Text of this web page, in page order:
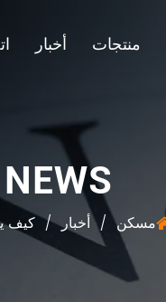
منتجات أخبار
NEWS
مسكن /أخبار/كيف